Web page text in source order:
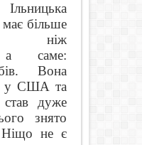
більше
ніж
а саме:
Вона
у США та
дуже
знято
Ніщо не є